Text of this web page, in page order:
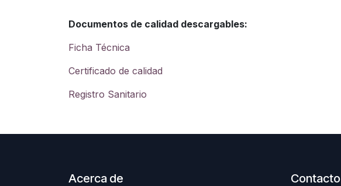
Documentos de calidad descargables:
Ficha Técnica
Certificado de calidad
Registro Sanitario
Acerca de Contacto